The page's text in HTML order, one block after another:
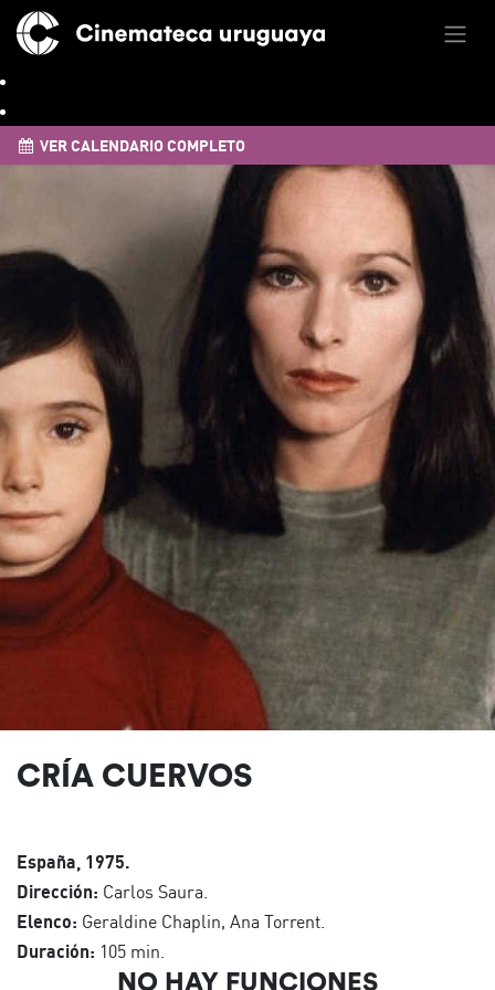
VER CALENDARIO COMPLETO
CRÍA CUERVOS
España, 1975.
Dirección: Carlos Saura.
Elenco: Geraldine Chaplin, Ana Torrent.
Duración: 105 min.
NO HAY FUNCIONES